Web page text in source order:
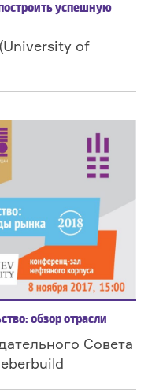
успешную
of
обзор отрасли
Совета